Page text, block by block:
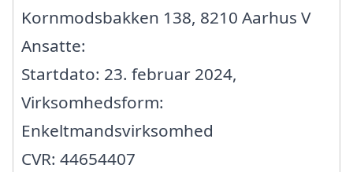
Kornmodsbakken 138, 8210 Aarhus V
Ansatte:
Startdato: 23. februar 2024,
Virksomhedsform:
Enkeltmandsvirksomhed
CVR: 44654407